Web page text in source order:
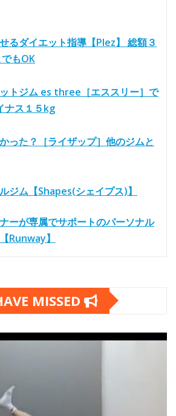
るダイエット指導【Plez】 総額３
もOK
トジム es three［エススリー］で
ナス１５kg
った？［ライザップ］他のジムと
ジム【Shapes(シェイプス)】
ーが専属でサポートのパーソナル
Runway】
MISSED